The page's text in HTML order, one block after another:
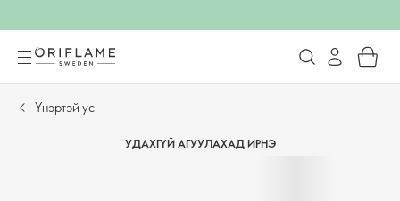
Үнэртэй ус
УДАХГҮЙ АГУУЛАХАД ИРНЭ